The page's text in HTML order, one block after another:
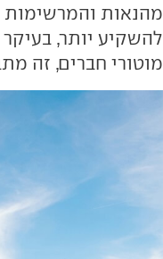
מהנאות והמרשימות
להשקיע יותר,
מוטורי חברים, זה